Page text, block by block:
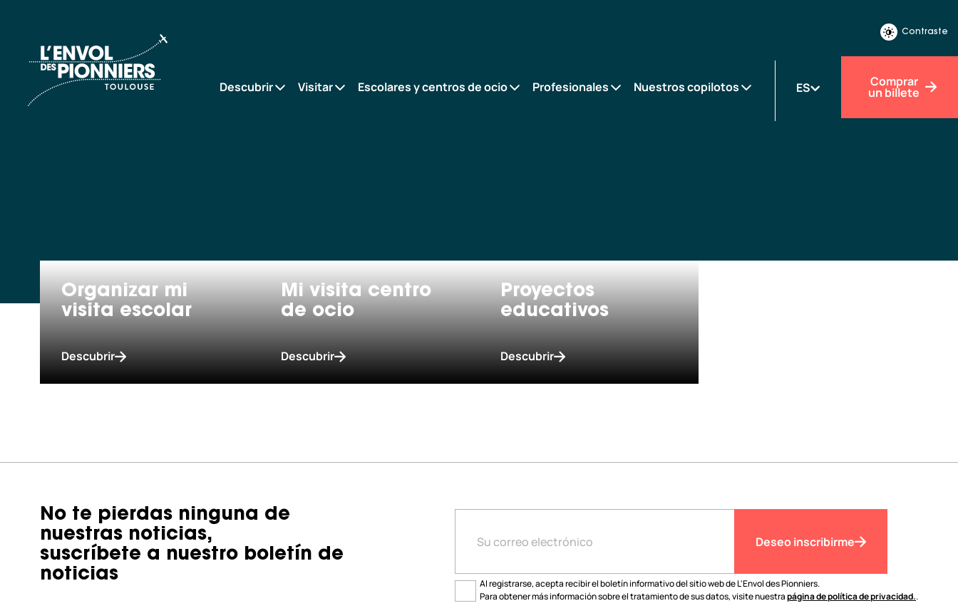
Contraste
Descubrir Visitar Escolares y centros de ocio Profesionales Nuestros copilotos ES Comprar
un billete
Organizar mi
visita escolar
Descubrir
Mi visita centro
de ocio
Descubrir
Proyectos
educativos
Descubrir
No te pierdas ninguna de
nuestras noticias,
suscríbete a nuestro boletín de
noticias
Deseo inscribirme
Al registrarse, acepta recibir el boletín informativo del sitio web de L'Envol des Pionniers.
Para obtener más información sobre el tratamiento de sus datos, visite nuestrapágina de política de privacidad..